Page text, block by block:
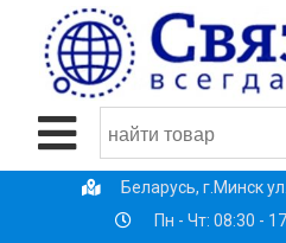
Беларусь, г.Минск
Пн - Чт: 08:30 -